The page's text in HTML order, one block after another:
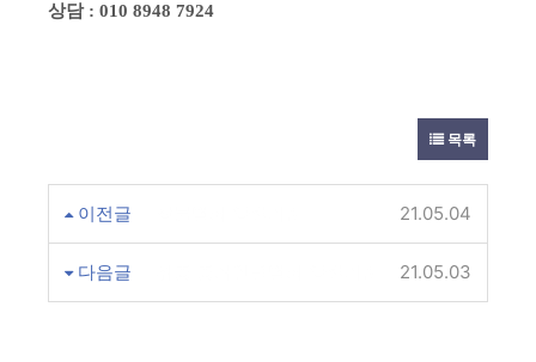
상담 : 010 8948 7924
목록
이전글 21.05.04
다음글 21.05.03